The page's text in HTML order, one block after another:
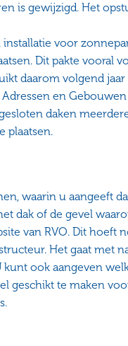
is gewijzigd. Het
installatie voor
Dit pakte vooral
daarom volgend jaar
Adressen en
daken
plaatsen.
waarin u aangeeft
dak of de gevel
van RVO. Dit hoeft
Het gaat met
kunt ook aangeven
geschikt te maken